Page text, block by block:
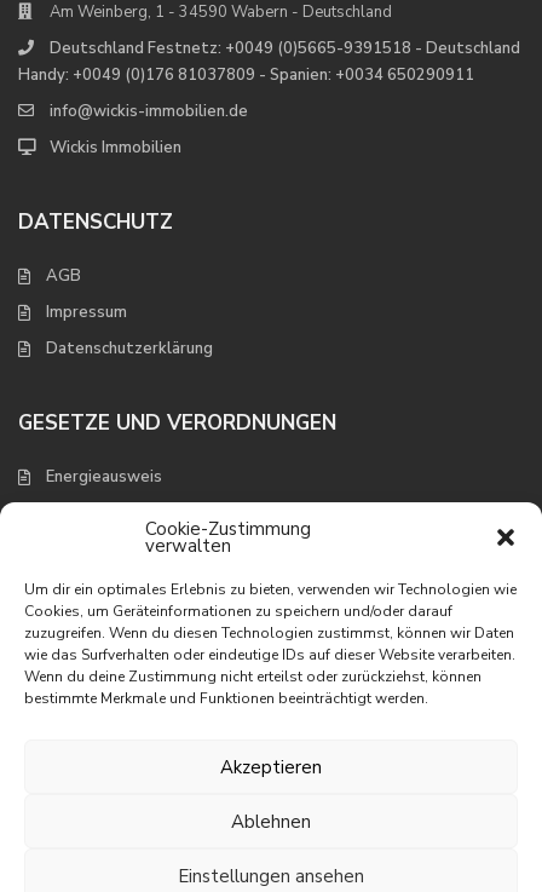
Cookie-Zustimmung
verwalten
Um dir ein optimales Erlebnis zu bieten, verwenden wir Technologien wie
Cookies, um Geräteinformationen zu speichern und/oder darauf
zuzugreifen. Wenn du diesen Technologien zustimmst, können wir Daten
wie das Surfverhalten oder eindeutige IDs auf dieser Website verarbeiten.
Wenn du deine Zustimmung nicht erteilst oder zurückziehst, können
bestimmte Merkmale und Funktionen beeinträchtigt werden.
Akzeptieren
Ablehnen
Einstellungen ansehen
Am Weinberg, 1 - 34590 Wabern - Deutschland
Deutschland Festnetz: +0049 (0)5665-9391518 - Deutschland
Handy: +0049 (0)176 81037809 - Spanien: +0034 650290911
info@wickis-immobilien.de
Wickis Immobilien
DATENSCHUTZ
AGB
Impressum
Datenschutzerklärung
GESETZE UND VERORDNUNGEN
Energieausweis
NEUESTE EIGENSCHAFTEN
Appartement mit wunderbarem
Meerbli...
195.000 €
465.000 €